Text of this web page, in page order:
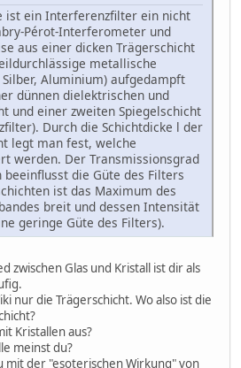
ist ein Interferenzfilter ein nicht
Pérot-Interferometer und
aus einer dicken Trägerschicht
metallische
Silber, Aluminium) aufgedampft
dünnen dielektrischen und
und einer zweiten Spiegelschicht
Durch die Schichtdicke l der
legt man fest, welche
werden. Der Transmissionsgrad
beeinflusst die Güte des Filters
ist das Maximum des
breit und dessen Intensität
geringe Güte des Filters).
zwischen Glas und Kristall ist dir als
nur die Trägerschicht. Wo also ist die
Kristallen aus?
meinst du?
mit der "esoterischen Wirkung" von